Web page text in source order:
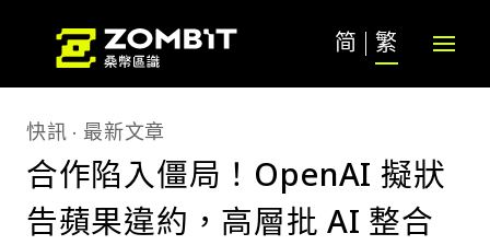
简 繁
快訊 最新文章
合作陷入僵局！OpenAI 擬狀
告蘋果違約，高層批 AI 整合